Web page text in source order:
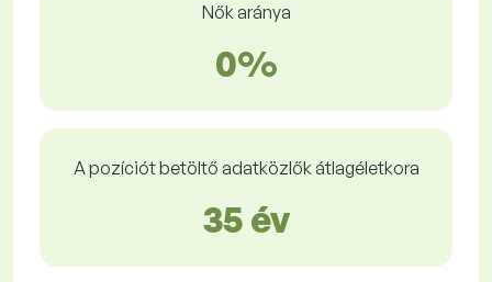
Nők aránya
0%
A pozíciót betöltő adatközlők átlagéletkora
35 év